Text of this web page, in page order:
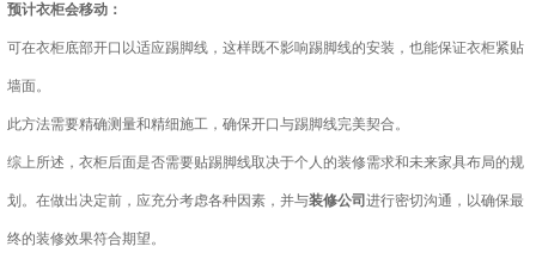
预计衣柜会移动：
可在衣柜底部开口以适应踢脚线，这样既不影响踢脚线的安装，也能保证衣柜紧贴
墙面。
此方法需要精确测量和精细施工，确保开口与踢脚线完美契合。
综上所述，衣柜后面是否需要贴踢脚线取决于个人的装修需求和未来家具布局的规
划。在做出决定前，应充分考虑各种因素，并与装修公司进行密切沟通，以确保最
终的装修效果符合期望。